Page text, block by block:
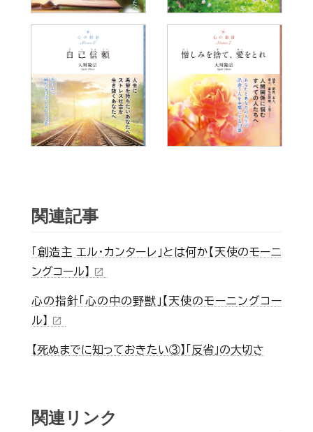
関連記事
「創造主 エル・カンターレ」とは何か【天使のモーニ
ングコール】
open_in_new
心の指針「心の中の野獣」【天使のモーニングコー
ル】
open_in_new
【死ぬまでに知っておきたい③】「反省」の大切さ
関連リンク